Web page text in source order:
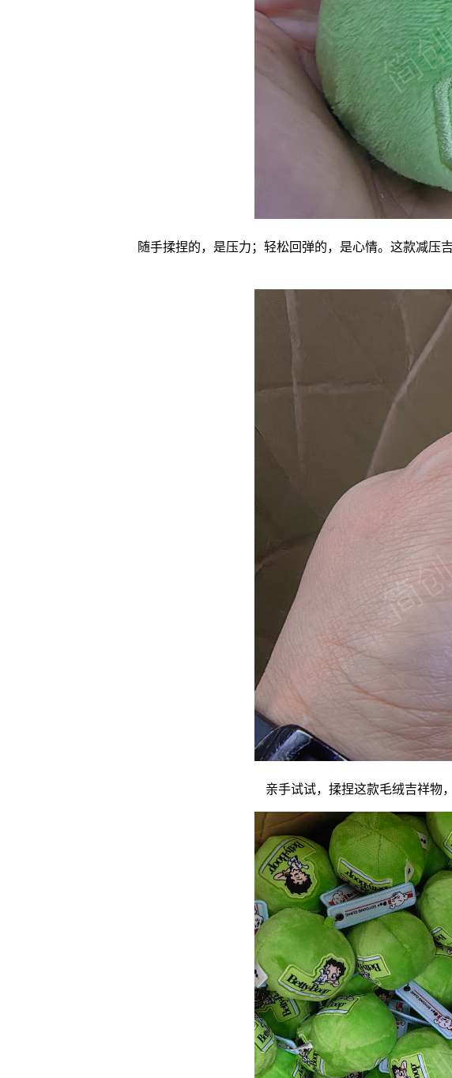
随手揉捏的，是压力；轻松回弹的，是心情。这款减压
亲手试试，揉捏这款毛绒吉祥物